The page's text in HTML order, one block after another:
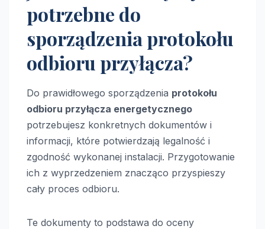
potrzebne do
sporządzenia protokołu
odbioru przyłącza?
Do prawidłowego sporządzenia protokołu
odbioru przyłącza energetycznego
potrzebujesz konkretnych dokumentów i
informacji, które potwierdzają legalność i
zgodność wykonanej instalacji. Przygotowanie
ich z wyprzedzeniem znacząco przyspieszy
cały proces odbioru.
Te dokumenty to podstawa do oceny